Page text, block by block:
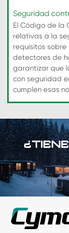
Seguridad
El Código de la
relativas a la
requisitos
detectores de
garantizar que
con seguridad
cumplen esas